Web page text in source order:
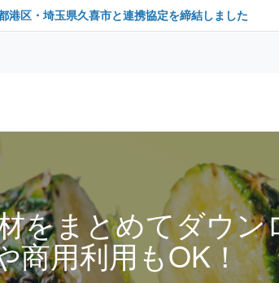
港区・埼玉県久喜市と連携協定を締結しました
をまとめてダウン
商用利用もOK！